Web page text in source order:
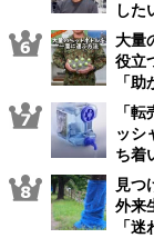
した
大量
役立
「助
「
ッシ
ち着
見つ
外来
「